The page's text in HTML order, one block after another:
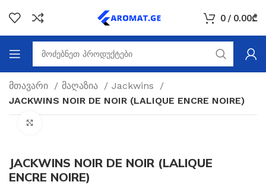
0 / 0.00₾
მთავარი მაღაზია
Jackwins
JACKWINS NOIR DE NOIR (LALIQUE ENCRE NOIRE)
JACKWINS NOIR DE NOIR (LALIQUE
ENCRE NOIRE)